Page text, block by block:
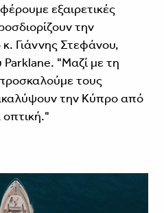
εξαιρετικές
την
Γιάννης Στεφάνου,
Parklane. "Μαζί με τη
τους
την Κύπρο από